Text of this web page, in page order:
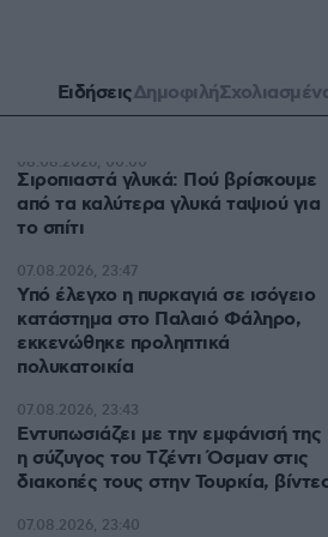
ΕιδήσειςΔημοφιλή
Σιροπιαστά γλυκά: Πού βρίσκουμε
από τα καλύτερα γλυκά ταψιού για
το σπίτι
08.08.2026, 00:00
Υπό έλεγχο η πυρκαγιά σε ισόγειο
κατάστημα στο Παλαιό Φάληρο,
εκκενώθηκε προληπτικά
πολυκατοικία
07.08.2026, 23:47
Εντυπωσιάζει με την εμφάνισή της
η σύζυγος του Τζέντι Όσμαν στις
διακοπές τους στην Τουρκία,
07.08.2026, 23:43
07.08.2026, 23:40